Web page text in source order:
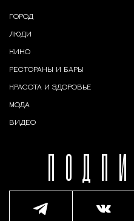
ГОРОД
ЛЮДИ
КИНО
РЕСТОРАНЫ И БАРЫ
КРАСОТА И ЗДОРОВЬЕ
МОДА
ВИДЕО